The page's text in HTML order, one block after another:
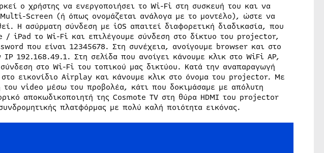
ο χρήστης να ενεργοποιήσει το Wi-Fi στη συσκευή του και να
Multi-Screen (ή όπως ονομάζεται ανάλογα με το μοντέλο), ώστε να
Η ασύρματη σύνδεση με iOS απαιτεί διαφορετική διαδικασία, που
/ iPad το Wi-Fi και επιλέγουμε σύνδεση στο δίκτυο του projector,
που είναι 12345678. Στη συνέχεια, ανοίγουμε browser και στο
192.168.49.1. Στη σελίδα που ανοίγει κάνουμε κλικ στο WiFi AP,
στο Wi-Fi του τοπικού μας δικτύου. Κατά την αναπαραγωγή
εικονίδιο Airplay και κάνουμε κλικ στο όνομα του projector. Με
του video μέσω του προβολέα, κάτι που δοκιμάσαμε με απόλυτη
αποκωδικοποιητή της Cosmote TV στη θύρα HDMI του projector
πλατφόρμας με πολύ καλή ποιότητα εικόνας.